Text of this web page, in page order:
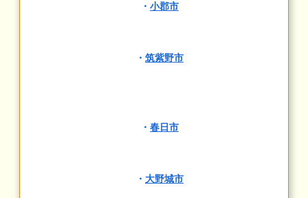
・ 小郡市
・ 筑紫野市
・ 春日市
・ 大野城市